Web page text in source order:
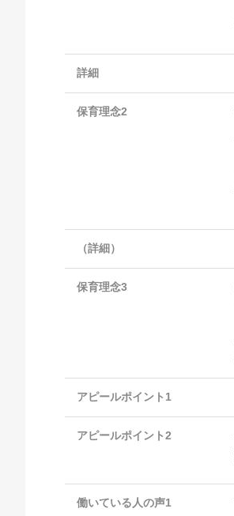
詳細
保育理念2
（詳細）
保育理念3
アピールポイント1
アピールポイント2
働いている人の声1